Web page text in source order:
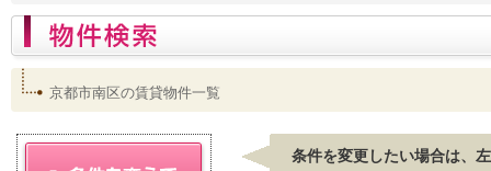
京都市南区の賃貸物件一覧
条件を変更したい場合は、